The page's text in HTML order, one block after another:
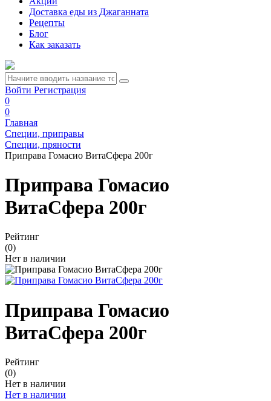
Доставка еды из Джаганната
Рецепты
Блог
Как заказать
Войти Регистрация
0
0
Главная
Специи, приправы
Специи, пряности
Приправа Гомасио ВитаСфера 200г
Приправа Гомасио
ВитаСфера 200г
Рейтинг
(0)
Нет в наличии
Приправа Гомасио
ВитаСфера 200г
Рейтинг
(0)
Нет в наличии
Нет в наличии